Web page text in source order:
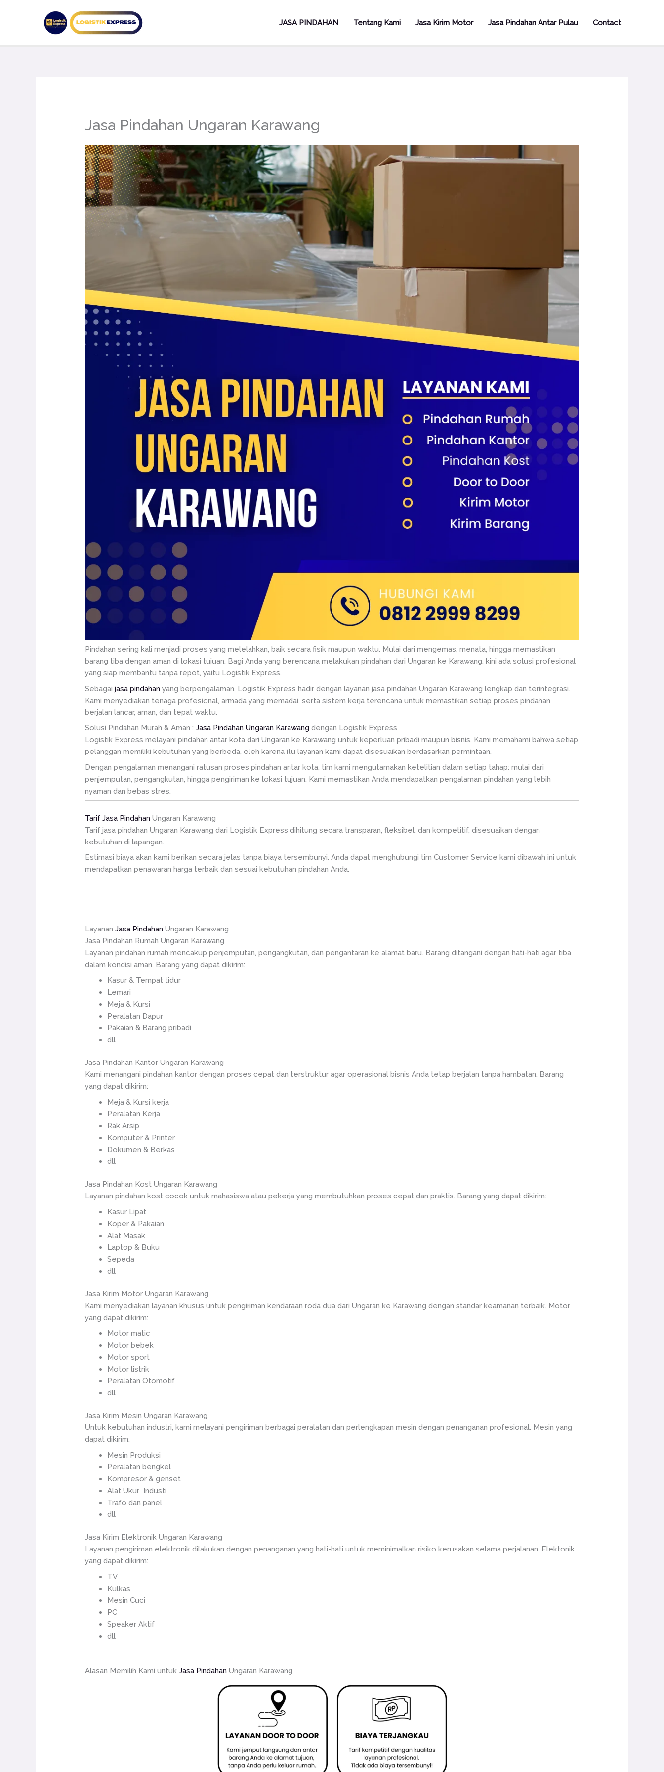
JASA PINDAHAN Tentang Kami Jasa Kirim Motor Jasa Pindahan Antar Pulau Contact
Jasa Pindahan Ungaran Karawang
Pindahan sering kali menjadi proses yang melelahkan, baik secara fisik maupun waktu. Mulai dari mengemas, menata, hingga memastikan
barang tiba dengan aman di lokasi tujuan. Bagi Anda yang berencana melakukan pindahan dari Ungaran ke Karawang, kini ada solusi profesional
yang siap membantu tanpa repot, yaitu Logistik Express.
Sebagaijasa pindahan yang berpengalaman, Logistik Express hadir dengan layanan jasa pindahan Ungaran Karawang lengkap dan terintegrasi.
Kami menyediakan tenaga profesional, armada yang memadai, serta sistem kerja terencana untuk memastikan setiap proses pindahan
berjalan lancar, aman, dan tepat waktu.
Solusi Pindahan Murah & Aman :Jasa Pindahan Ungaran Karawang dengan Logistik Express
Logistik Express melayani pindahan antar kota dari Ungaran ke Karawang untuk keperluan pribadi maupun bisnis. Kami memahami bahwa setiap
pelanggan memiliki kebutuhan yang berbeda, oleh karena itu layanan kami dapat disesuaikan berdasarkan permintaan.
Dengan pengalaman menangani ratusan proses pindahan antar kota, tim kami mengutamakan ketelitian dalam setiap tahap: mulai dari
penjemputan, pengangkutan, hingga pengiriman ke lokasi tujuan. Kami memastikan Anda mendapatkan pengalaman pindahan yang lebih
nyaman dan bebas stres.
Tarif Jasa Pindahan Ungaran Karawang
Tarif jasa pindahan Ungaran Karawang dari Logistik Express dihitung secara transparan, fleksibel, dan kompetitif, disesuaikan dengan
kebutuhan di lapangan.
Estimasi biaya akan kami berikan secara jelas tanpa biaya tersembunyi. Anda dapat menghubungi tim Customer Service kami dibawah ini untuk
mendapatkan penawaran harga terbaik dan sesuai kebutuhan pindahan Anda.
LayananJasa Pindahan Ungaran Karawang
Jasa Pindahan Rumah Ungaran Karawang
Layanan pindahan rumah mencakup penjemputan, pengangkutan, dan pengantaran ke alamat baru. Barang ditangani dengan hati-hati agar tiba
dalam kondisi aman. Barang yang dapat dikirim:
Kasur & Tempat tidur
Lemari
Meja & Kursi
Peralatan Dapur
Pakaian & Barang pribadi
dll
Jasa Pindahan Kantor Ungaran Karawang
Kami menangani pindahan kantor dengan proses cepat dan terstruktur agar operasional bisnis Anda tetap berjalan tanpa hambatan. Barang
yang dapat dikirim:
Meja & Kursi kerja
Peralatan Kerja
Rak Arsip
Komputer & Printer
Dokumen & Berkas
dll
Jasa Pindahan Kost Ungaran Karawang
Layanan pindahan kost cocok untuk mahasiswa atau pekerja yang membutuhkan proses cepat dan praktis. Barang yang dapat dikirim:
Kasur Lipat
Koper & Pakaian
Alat Masak
Laptop & Buku
Sepeda
dll
Jasa Kirim Motor Ungaran Karawang
Kami menyediakan layanan khusus untuk pengiriman kendaraan roda dua dari Ungaran ke Karawang dengan standar keamanan terbaik. Motor
yang dapat dikirim:
Motor matic
Motor bebek
Motor sport
Motor listrik
Peralatan Otomotif
dll
Jasa Kirim Mesin Ungaran Karawang
Untuk kebutuhan industri, kami melayani pengiriman berbagai peralatan dan perlengkapan mesin dengan penanganan profesional. Mesin yang
dapat dikirim:
Mesin Produksi
Peralatan bengkel
Kompresor & genset
Alat Ukur Industi
Trafo dan panel
dll
Jasa Kirim Elektronik Ungaran Karawang
Layanan pengiriman elektronik dilakukan dengan penanganan yang hati-hati untuk meminimalkan risiko kerusakan selama perjalanan. Elektonik
yang dapat dikirim:
TV
Kulkas
Mesin Cuci
PC
Speaker Aktif
dll
Alasan Memilih Kami untukJasa Pindahan Ungaran Karawang